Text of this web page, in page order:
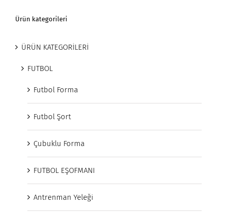
Ürün kategorileri
ÜRÜN KATEGORİLERİ
FUTBOL
Futbol Forma
Futbol Şort
Çubuklu Forma
FUTBOL EŞOFMANI
Antrenman Yeleği